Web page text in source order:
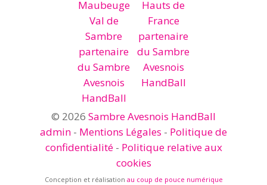
© 2026 Sambre Avesnois HandBall
admin - Mentions Légales - Politique de
confidentialité- Politique relative aux
cookies
Conception et réalisation au coup de pouce numérique